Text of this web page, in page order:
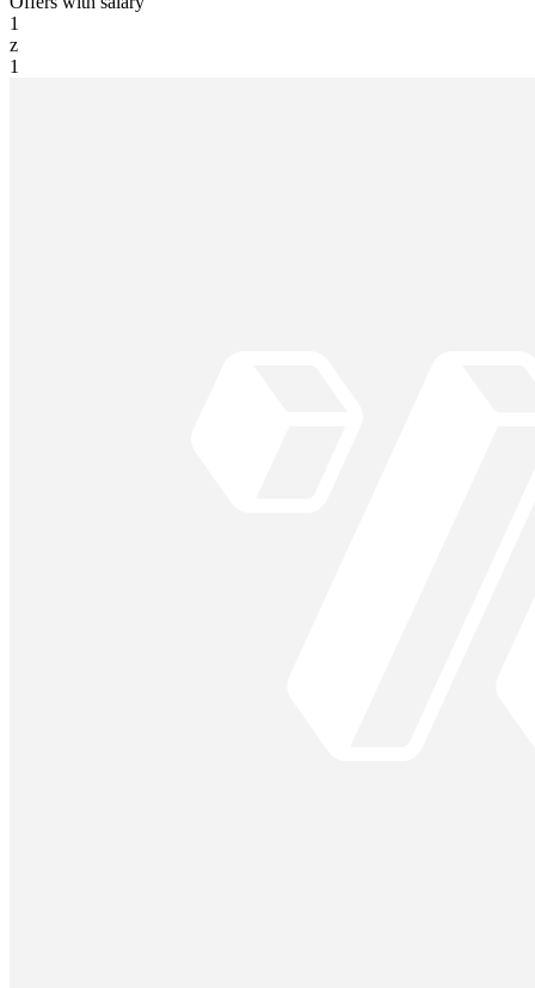
1
z
1